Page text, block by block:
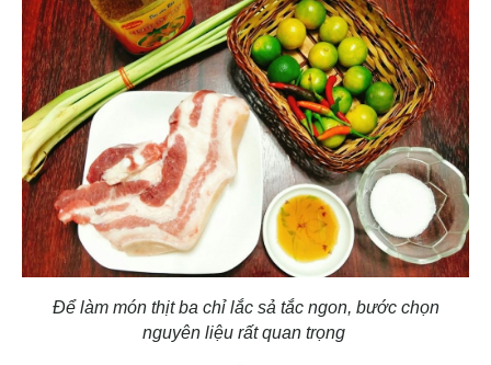
Để làm món thịt ba chỉ lắc sả tắc ngon, bước chọn
nguyên liệu rất quan trọng